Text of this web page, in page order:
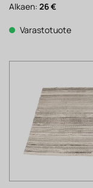
Alkaen: 26€
Varastotuote